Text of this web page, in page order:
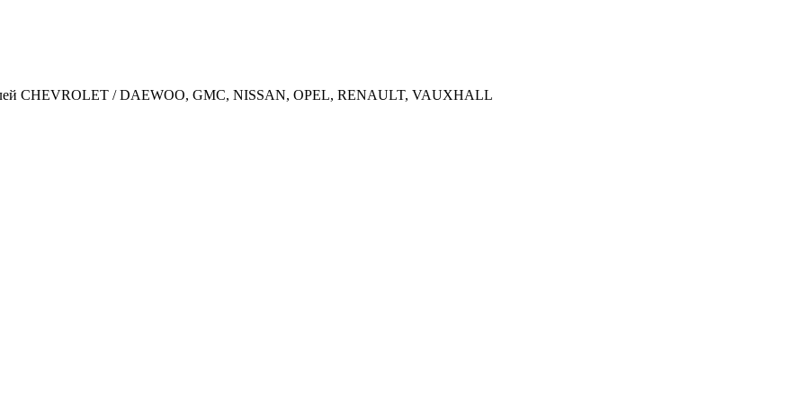
CHEVROLET / DAEWOO, GMC, NISSAN, OPEL, RENAULT, VAUXHALL